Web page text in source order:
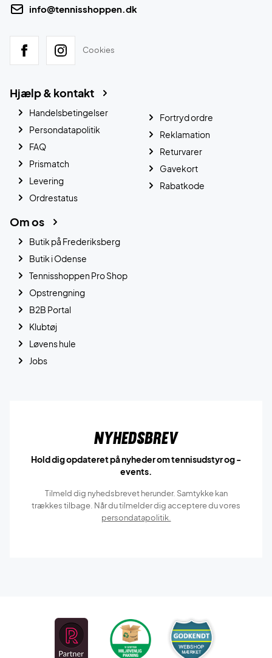
info@tennisshoppen.dk
Cookies
Hjælp & kontakt
Handelsbetingelser
Persondatapolitik
FAQ
Prismatch
Levering
Ordrestatus
Fortryd ordre
Reklamation
Returvarer
Gavekort
Rabatkode
Om os
Butik på Frederiksberg
Butik i Odense
Tennisshoppen Pro Shop
Opstrengning
B2B Portal
Klubtøj
Løvens hule
Jobs
Nyhedsbrev
Hold dig opdateret på nyheder om tennisudstyr og -
events.
Tilmeld dig nyhedsbrevet herunder. Samtykke kan
trækkes tilbage. Når du tilmelder dig acceptere du vores
persondatapolitik.